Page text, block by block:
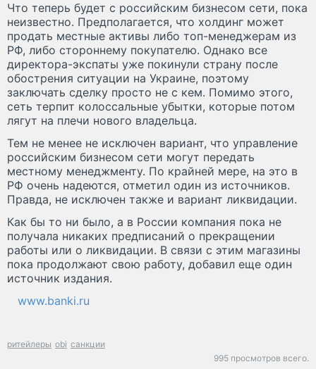
Что теперь будет с российским бизнесом сети, пока
неизвестно. Предполагается, что холдинг может
продать местные активы либо топ-менеджерам из
РФ, либо стороннему покупателю. Однако все
директора-экспаты уже покинули страну после
обострения ситуации на Украине, поэтому
заключать сделку просто не с кем. Помимо этого,
сеть терпит колоссальные убытки, которые потом
лягут на плечи нового владельца.
Тем не менее не исключен вариант, что управление
российским бизнесом сети могут передать
местному менеджменту. По крайней мере, на это в
РФ очень надеются, отметил один из источников.
Правда, не исключен также и вариант ликвидации.
Как бы то ни было, а в России компания пока не
получала никаких предписаний о прекращении
работы или о ликвидации. В связи с этим магазины
пока продолжают свою работу, добавил еще один
источник издания.
www.banki.ru
ритейлеры obi санкции
995 просмотров всего.